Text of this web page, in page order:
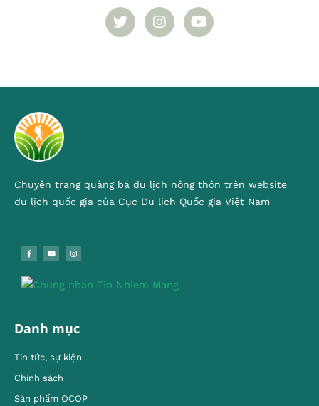
Chuyên trang quảng bá du lịch nông thôn trên website
du lịch quốc gia của Cục Du lịch Quốc gia Việt Nam
Danh mục
Tin tức, sự kiện
Chính sách
Sản phẩm OCOP